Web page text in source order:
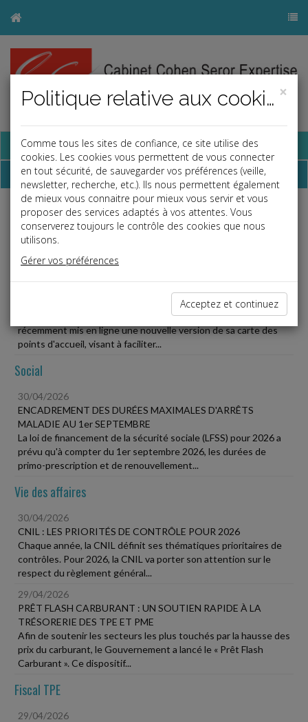
Base documentaire
Dépêches
Liste des dernières dépêches
Fiscal TPE
La Direction générale des finances publiques (DGFiP) a
récemment mis en ligne une nouvelle version de sa carte des
points d'accueil, visant à faciliter...
Social
30/04/2026
ENCADREMENT DES DURÉES MAXIMALES D'ARRÊTS
MALADIE AU 1er SEPTEMBRE
La loi de financement de la sécurité sociale (LFSS) pour 2026 a
prévu qu'à compter du 1er septembre 2026, les durées de
primo-prescription et de renouvellement...
Vie des affaires
30/04/2026
CNIL : LES PRIORITÉS DE CONTRÔLE POUR 2026
Chaque année, la CNIL définit ses thématiques prioritaires de
contrôles. Pour 2026, la CNIL va porter son attention sur le
respect du règlement général...
29/04/2026
PRÊT FLASH CARBURANT : UN SOUTIEN RAPIDE À LA
TRÉSORERIE DES TPE ET PME
Afin de soutenir les secteurs les plus touchés par la hausse des
prix du carburant, le Gouvernement a lancé le « Prêt Flash
Carburant ». Ce dispositif...
Fiscal TPE
29/04/2026
×
Politique relative aux cookies
Comme tous les sites de confiance, ce site utilise des
cookies. Les cookies vous permettent de vous connecter
en tout sécurité, de sauvegarder vos préférences (veille,
newsletter, recherche, etc.). Ils nous permettent également
de mieux vous connaitre pour mieux vous servir et vous
proposer des services adaptés à vos attentes. Vous
conserverez toujours le contrôle des cookies que nous
utilisons.
Gérer vos préférences
Acceptez et continuez